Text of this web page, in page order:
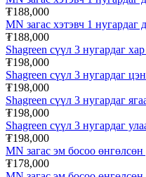
₮188,000
MN загас хэтэвч 1 нугардаг
₮188,000
Shagreen сүүл 3 нугардаг
₮198,000
Shagreen сүүл 3 нугардаг
₮198,000
Shagreen сүүл 3 нугардаг
₮198,000
Shagreen сүүл 3 нугардаг
₮198,000
MN загас эм босоо өнгөлсөн
₮178,000